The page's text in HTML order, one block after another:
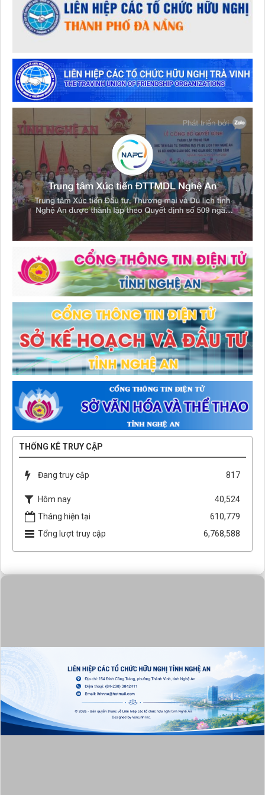
THỐNG KÊ TRUY CẬP
Đang truy cập 817
Hôm nay
40,524
Tháng hiện tại
610,779
Tổng lượt truy cập
6,768,588